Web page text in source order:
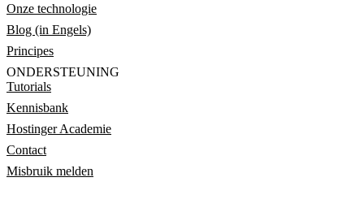
Onze technologie
Blog (in Engels)
Principes
ONDERSTEUNING
Tutorials
Kennisbank
Hostinger Academie
Contact
Misbruik melden